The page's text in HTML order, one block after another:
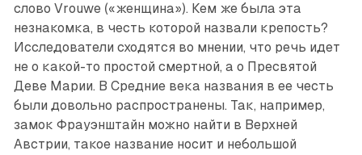
слово Vrouwe («женщина»). Кем же была эта
незнакомка, в честь которой назвали крепость?
Исследователи сходятся во мнении, что речь идет
не о какой-то простой смертной, а о Пресвятой
Деве Марии. В Средние века названия в ее честь
были довольно распространены. Так, например,
замок Фрауэнштайн можно найти в Верхней
Австрии, такое название носит и небольшой